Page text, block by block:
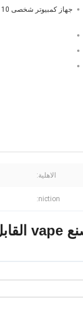
الاهلية:
niction: